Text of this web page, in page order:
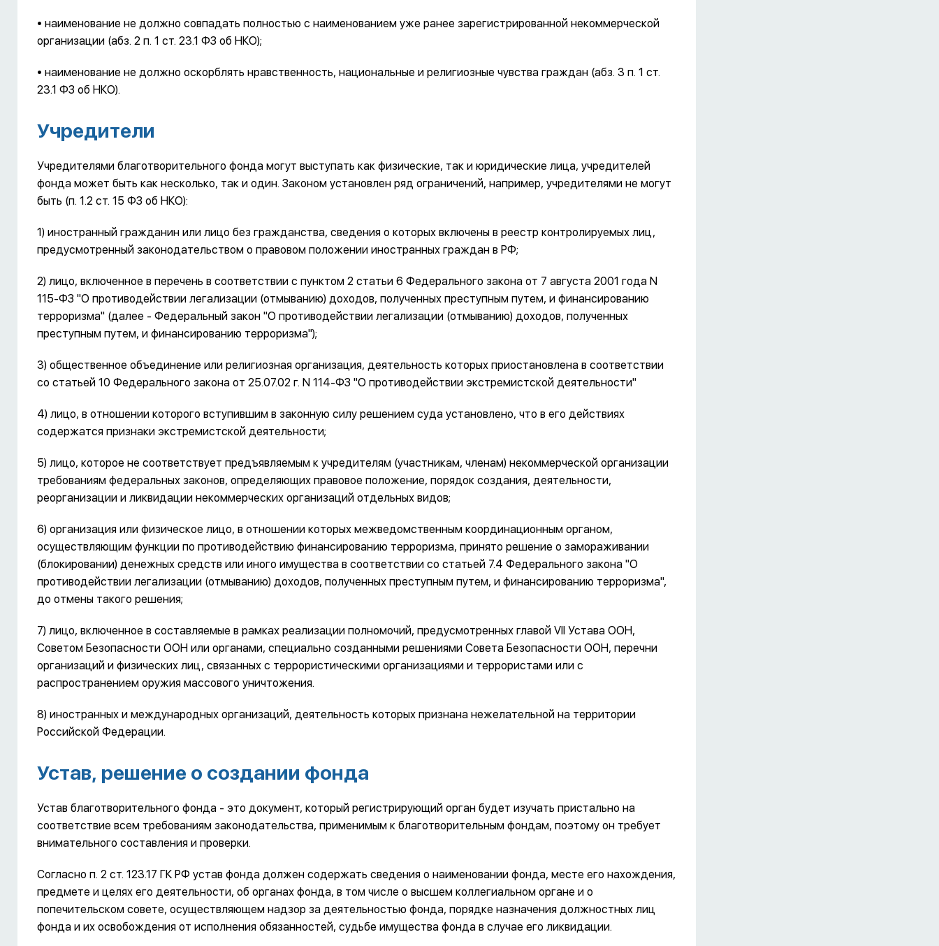
• наименование не должно совпадать полностью с наименованием уже ранее зарегистрированной некоммерческой
организации (абз. 2 п. 1 ст. 23.1 ФЗ об НКО);
• наименование не должно оскорблять нравственность, национальные и религиозные чувства граждан (абз. 3 п. 1 ст.
23.1 ФЗ об НКО).
Учредители
Учредителями благотворительного фонда могут выступать как физические, так и юридические лица, учредителей
фонда может быть как несколько, так и один. Законом установлен ряд ограничений, например, учредителями не могут
быть (п. 1.2 ст. 15 ФЗ об НКО):
1) иностранный гражданин или лицо без гражданства, сведения о которых включены в реестр контролируемых лиц,
предусмотренный законодательством о правовом положении иностранных граждан в РФ;
2) лицо, включенное в перечень в соответствии с пунктом 2 статьи 6 Федерального закона от 7 августа 2001 года N
115-ФЗ "О противодействии легализации (отмыванию) доходов, полученных преступным путем, и финансированию
терроризма" (далее - Федеральный закон "О противодействии легализации (отмыванию) доходов, полученных
преступным путем, и финансированию терроризма");
3) общественное объединение или религиозная организация, деятельность которых приостановлена в соответствии
со статьей 10 Федерального закона от 25.07.02 г. N 114-ФЗ "О противодействии экстремистской деятельности"
4) лицо, в отношении которого вступившим в законную силу решением суда установлено, что в его действиях
содержатся признаки экстремистской деятельности;
5) лицо, которое не соответствует предъявляемым к учредителям (участникам, членам) некоммерческой организации
требованиям федеральных законов, определяющих правовое положение, порядок создания, деятельности,
реорганизации и ликвидации некоммерческих организаций отдельных видов;
6) организация или физическое лицо, в отношении которых межведомственным координационным органом,
осуществляющим функции по противодействию финансированию терроризма, принято решение о замораживании
(блокировании) денежных средств или иного имущества в соответствии со статьей 7.4 Федерального закона "О
противодействии легализации (отмыванию) доходов, полученных преступным путем, и финансированию терроризма",
до отмены такого решения;
7) лицо, включенное в составляемые в рамках реализации полномочий, предусмотренных главой VII Устава ООН,
Советом Безопасности ООН или органами, специально созданными решениями Совета Безопасности ООН, перечни
организаций и физических лиц, связанных с террористическими организациями и террористами или с
распространением оружия массового уничтожения.
8) иностранных и международных организаций, деятельность которых признана нежелательной на территории
Российской Федерации.
Устав, решение о создании фонда
Устав благотворительного фонда - это документ, который регистрирующий орган будет изучать пристально на
соответствие всем требованиям законодательства, применимым к благотворительным фондам, поэтому он требует
внимательного составления и проверки.
Согласно п. 2 ст. 123.17 ГК РФ устав фонда должен содержать сведения о наименовании фонда, месте его нахождения,
предмете и целях его деятельности, об органах фонда, в том числе о высшем коллегиальном органе и о
попечительском совете, осуществляющем надзор за деятельностью фонда, порядке назначения должностных лиц
фонда и их освобождения от исполнения обязанностей, судьбе имущества фонда в случае его ликвидации.